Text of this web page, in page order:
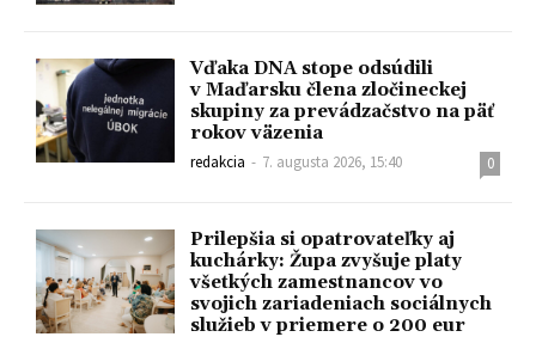
Vďaka DNA stope odsúdili
v Maďarsku člena zločineckej
skupiny za prevádzačstvo na päť
rokov väzenia
redakcia - 7. augusta 2026, 15:40 0
Prilepšia si opatrovateľky aj
kuchárky: Župa zvyšuje platy
všetkých zamestnancov vo
svojich zariadeniach sociálnych
služieb v priemere o 200 eur